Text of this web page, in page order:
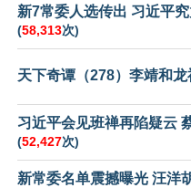
新7常委人选传出 习近平
(58,313次)
天下奇谭（278）李靖和龙
习近平会见班禅再陷疑云
(52,427次)
新常委名单震撼曝光 汪洋